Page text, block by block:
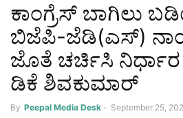
ಕಾಂಗ್ರೆಸ್‌ ಬಾಗಿಲು
ಬಿಜೆಪಿ-ಜೆಡಿ(ಎಸ್)
ಜೊತೆ ಚರ್ಚಿಸಿ
ಡಿಕೆ ಶಿವಕುಮಾರ್
By Peepal Media Desk - September 25,